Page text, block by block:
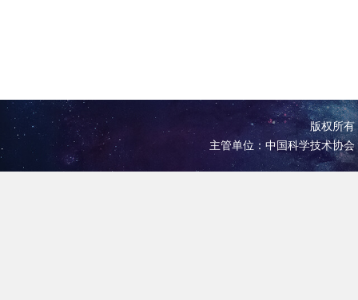
版权所
主管单位：中国科学技术协